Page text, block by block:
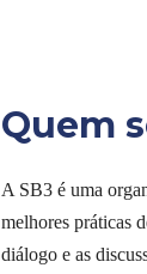
Quem
A SB3 é uma
melhores práticas
diálogo e as